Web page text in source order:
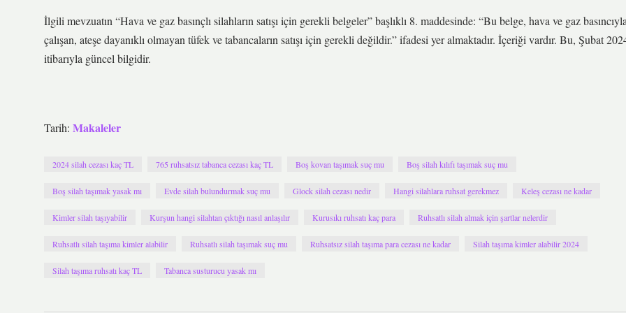
İlgili mevzuatın “Hava ve gaz basınçlı silahların satışı için gerekli belgeler” başlıklı 8. maddesinde: “Bu belge, hava ve gaz
çalışan, ateşe dayanıklı olmayan tüfek ve tabancaların satışı için gerekli değildir.” ifadesi yer almaktadır. İçeriği vardır. Bu, Şubat
itibarıyla güncel bilgidir.
Tarih: Makaleler
2024 silah cezası kaç TL 765 ruhsatsız tabanca cezası kaç TL Boş kovan taşımak suç mu Boş silah kılıfı taşımak suç mu
Boş silah taşımak yasak mı Evde silah bulundurmak suç mu Glock silah cezası nedir Hangi silahlara ruhsat gerekmez Keleş cezası ne kadar
Kimler silah taşıyabilir Kurşun hangi silahtan çıktığı nasıl anlaşılır Kurusıkı ruhsatı kaç para Ruhsatlı silah almak için şartlar nelerdir
Ruhsatlı silah taşıma kimler alabilir Ruhsatlı silah taşımak suç mu Ruhsatsız silah taşıma para cezası ne kadar Silah taşıma kimler alabilir 2024
Silah taşıma ruhsatı kaç TL Tabanca susturucu yasak mı